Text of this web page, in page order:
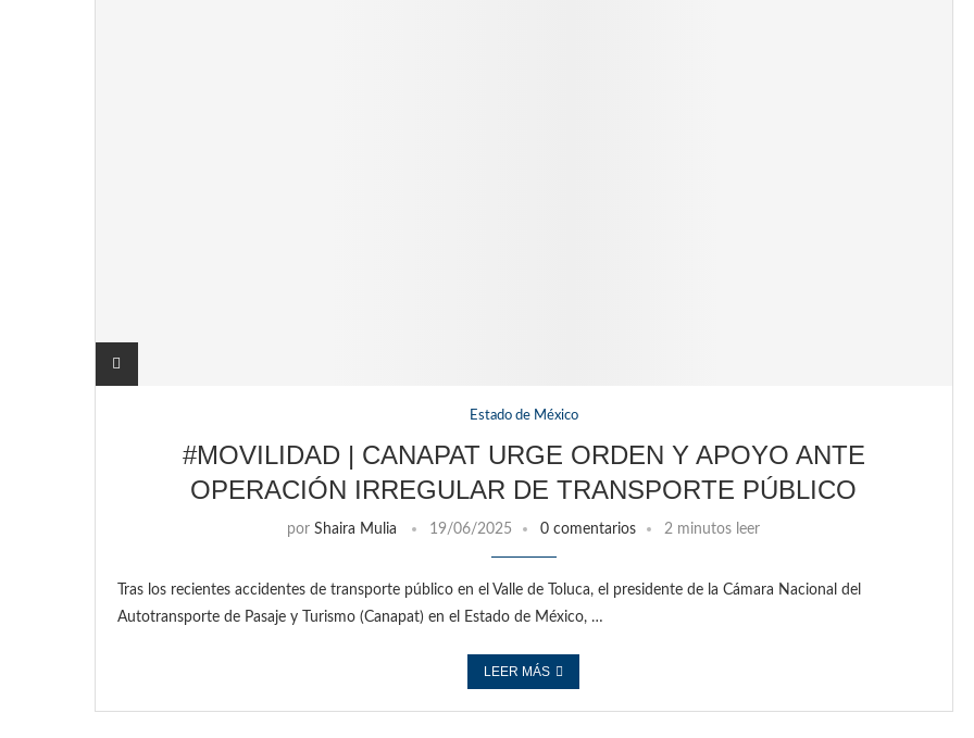
Estado de México
#MOVILIDAD | CANAPAT URGE ORDEN Y APOYO ANTE
OPERACIÓN IRREGULAR DE TRANSPORTE PÚBLICO
porShaira Mulia 19/06/2025 0 comentarios 2 minutos leer
Tras los recientes accidentes de transporte público en el Valle de Toluca, el presidente de la Cámara Nacional del
Autotransporte de Pasaje y Turismo (Canapat) en el Estado de México, …
LEER MÁS